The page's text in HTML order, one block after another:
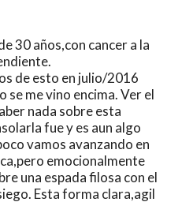
30 años,con cancer a la
de esto en julio/2016
se me vino encima. Ver el
nada sobre esta
fue y es aun algo
vamos avanzando en
emocionalmente
una espada filosa con el
Esta forma clara,agil